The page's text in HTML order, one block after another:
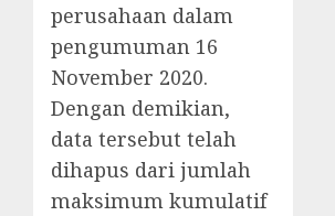
perusahaan dalam
pengumuman 16
November 2020.
Dengan demikian,
data tersebut telah
dihapus dari jumlah
maksimum kumulatif